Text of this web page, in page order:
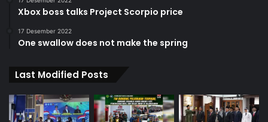
Xbox boss talks Project Scorpio price
17 Desember 2022
One swallow does not make the spring
Last Modified Posts